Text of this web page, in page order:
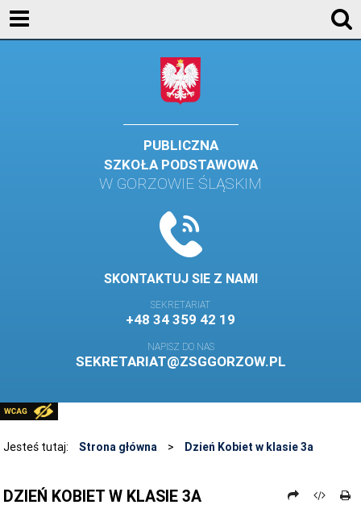
PUBLICZNA
SZKOŁA PODSTAWOWA
W GORZOWIE ŚLĄSKIM
SKONTAKTUJ SIE Z NAMI
SEKRETARIAT
+48 34 359 42 19
NAPISZ DO NAS
SEKRETARIAT@ZSGGORZOW.PL
PLIKI DO POBRANIA
LINKI
STOSOWANIE TECHNOLOGII TIK - TABLICA INTERAKTYWNA
Jesteś tutaj: Strona główna > Dzień Kobiet w klasie 3a
DZIEŃ KOBIET W KLASIE 3A